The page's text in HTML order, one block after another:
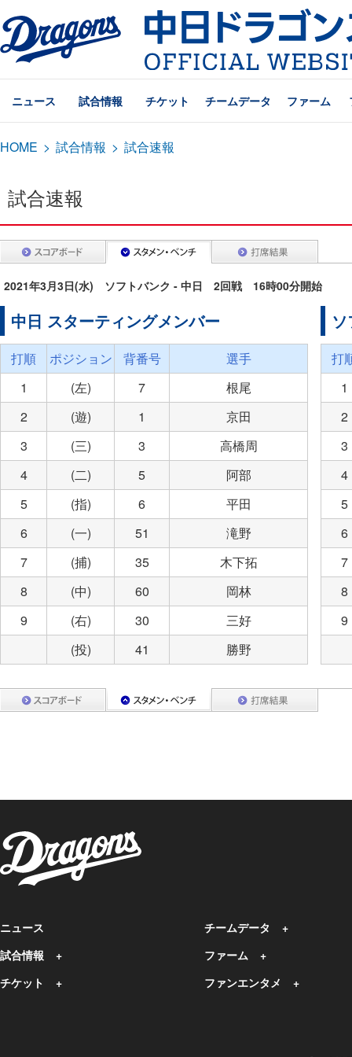
ニュース 試合情報 チケット チームデータ ファーム
HOME > 試合情報 > 試合速報
試合速報
2021年3月3日(水) ソフトバンク - 中日 2回戦 16時00分開始
中日 スターティングメンバー
打順 ポジション 背番号
選手
1
(左) 7
根尾
2
(遊) 1
京田
3
(三) 3
高橋周
4
(二) 5
阿部
5
(指) 6
平田
6
(一) 51
滝野
7
(捕) 35
木下拓
8
(中) 60
岡林
9
(右) 30
三好
(投)
41 勝野
打
1
2
3
4
5
6
7
8
9
ニュース
試合情報
チケット
チームデータ
ファーム
ファンエンタメ